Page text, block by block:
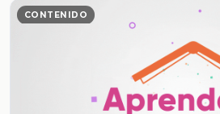
CONTENIDO